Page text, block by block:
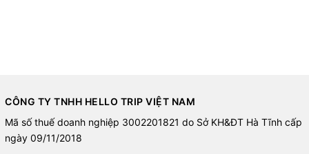
CÔNG TY TNHH HELLO TRIP VIỆT NAM
Mã số thuế doanh nghiệp 3002201821 do Sở KH&ĐT Hà Tĩnh cấp
ngày 09/11/2018